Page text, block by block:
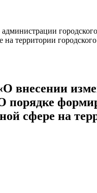
территории
внесении
порядке
сфере на